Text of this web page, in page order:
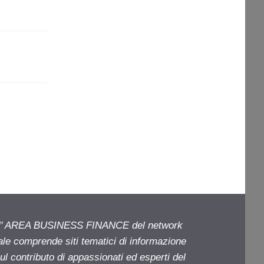
BUSINESS FINANCE del network
comprende siti tematici di informazione
contributo di appassionati ed esperti del